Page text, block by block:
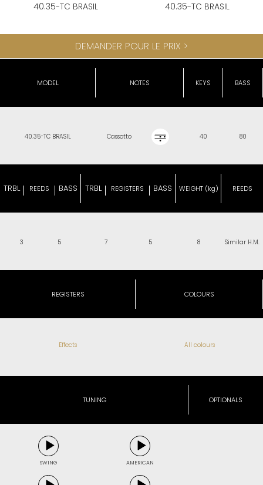
40.35-TC BRASIL 40.35-TC BRASIL
DEMANDER POUR LE PRIX >
MODEL NOTES KEYS BASS
40.35-TC BRASIL Cassotto 40 80
TRBL REEDS BASS TRBL REGISTERS BASS WEIGHT (kg) REEDS
3 5 7 5 8 Similar H.M.
REGISTERS COLOURS
Effects All colours
TUNING OPTIONALS
SWING AMERICAN